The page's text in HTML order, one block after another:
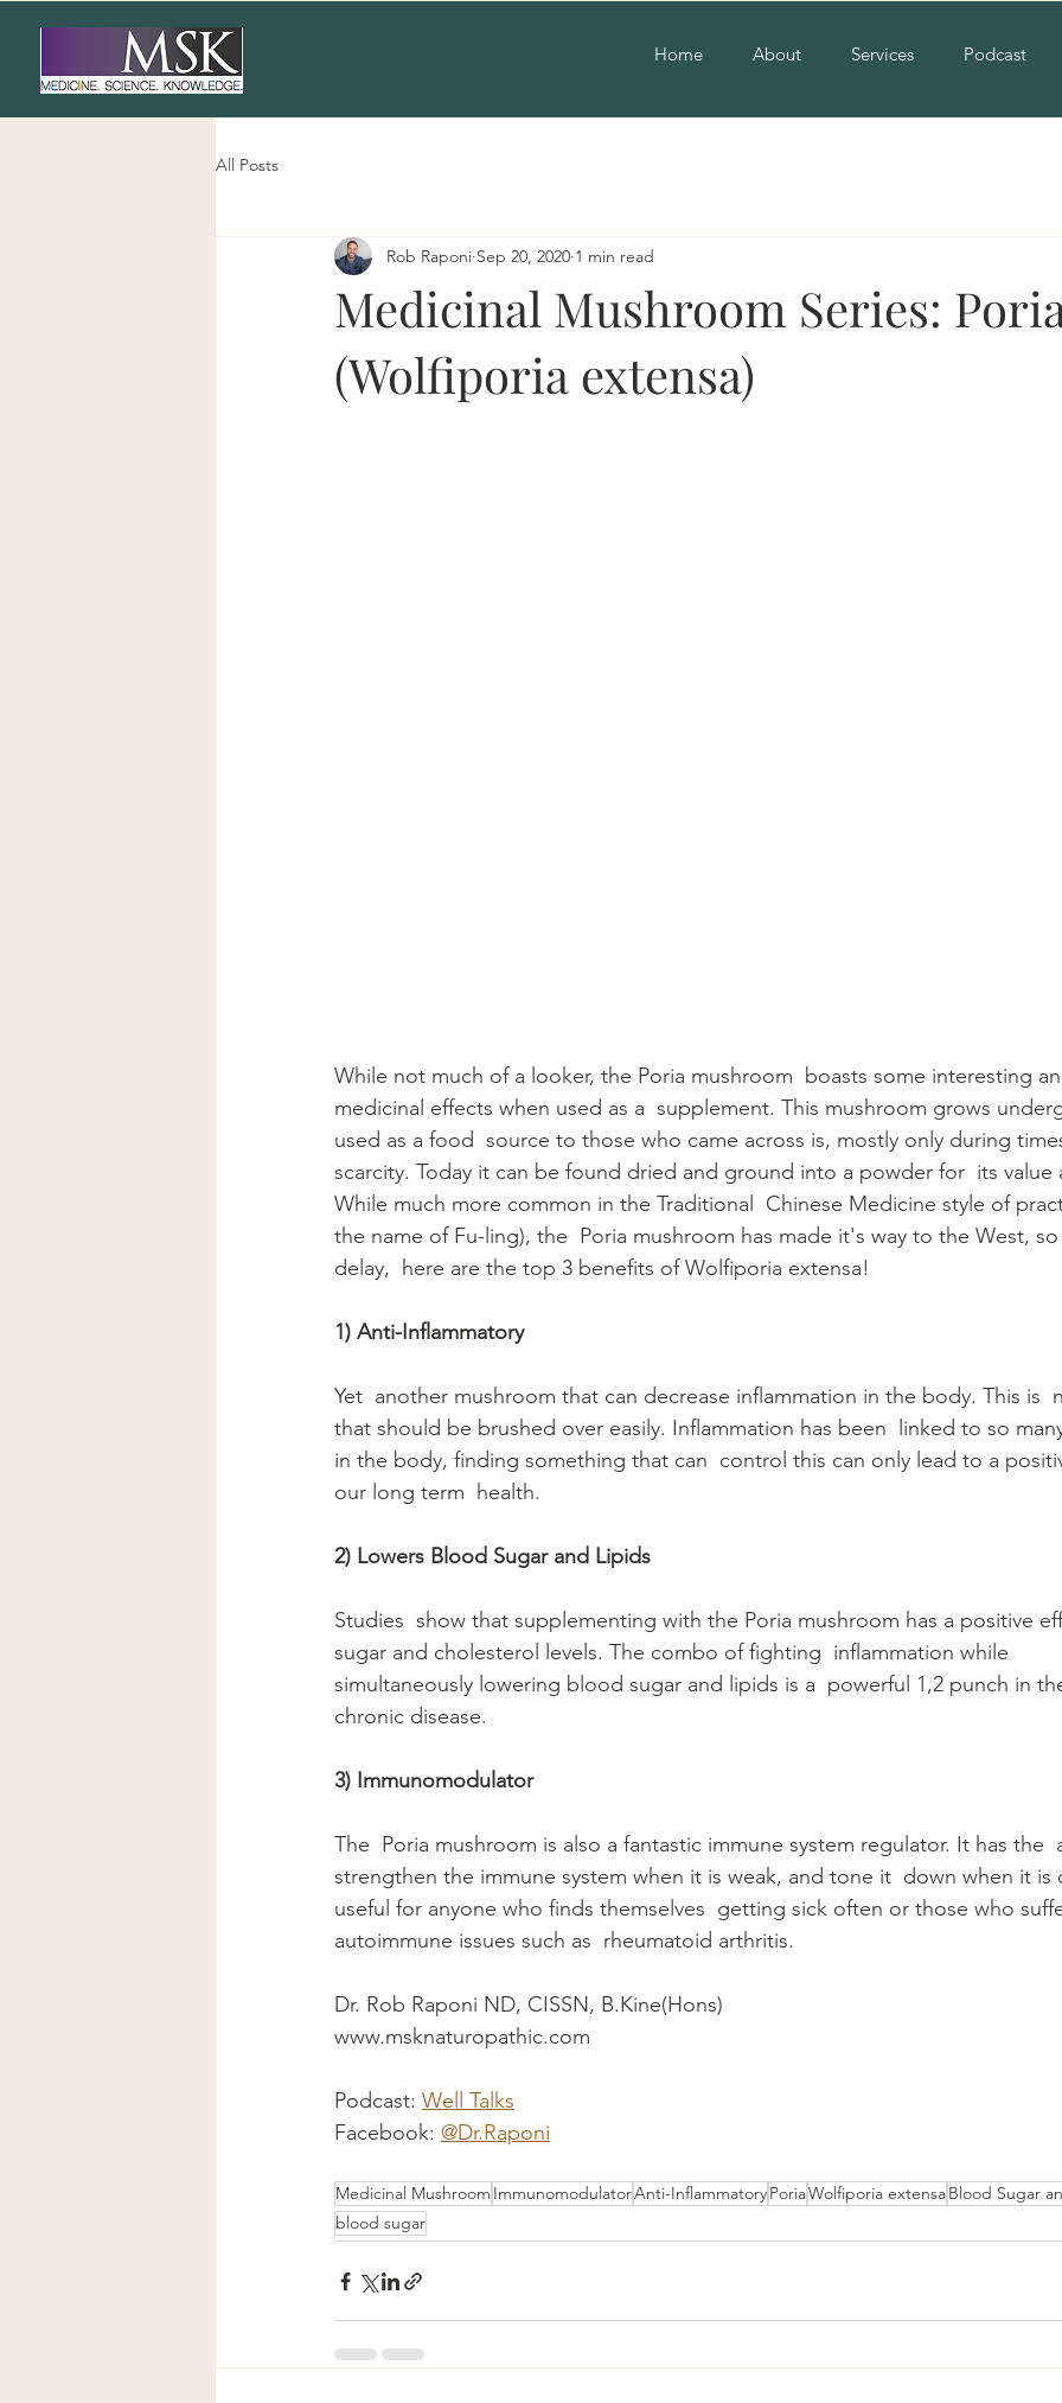
Home About Services Podcast
All Posts
Medicinal Mushroom Series:
(Wolfiporia extensa)
Rob Raponi Sep 20, 2020 1 min read
While not much of a looker, the Poria mushroom  boasts some interesting
medicinal effects when used as a  supplement. This mushroom grows
used as a food  source to those who came across is, mostly only during
scarcity. Today it can be found dried and ground into a powder for  its value
While much more common in the Traditional  Chinese Medicine style of
the name of Fu-ling), the  Poria mushroom has made it's way to the West,
delay,  here are the top 3 benefits of Wolfiporia extensa!
1) Anti-Inflammatory
Yet  another mushroom that can decrease inflammation in the body. This is
that should be brushed over easily. Inflammation has been  linked to so
in the body, finding something that can  control this can only lead to a
our long term  health.
2) Lowers Blood Sugar and Lipids
Studies  show that supplementing with the Poria mushroom has a positive
sugar and cholesterol levels. The combo of fighting  inflammation while
simultaneously lowering blood sugar and lipids is a  powerful 1,2 punch in
chronic disease.
3) Immunomodulator
The  Poria mushroom is also a fantastic immune system regulator. It has the
strengthen the immune system when it is weak, and tone it  down when it is
useful for anyone who finds themselves  getting sick often or those who
autoimmune issues such as  rheumatoid arthritis.
Dr. Rob Raponi ND, CISSN, B.Kine(Hons)
www.msknaturopathic.com
Podcast: Well Talks
Facebook: @Dr.Raponi
Medicinal Mushroom ImmunomodulatorAnti-InflammatoryPoriaWolfiporia extensaBlood Sugar
blood sugar